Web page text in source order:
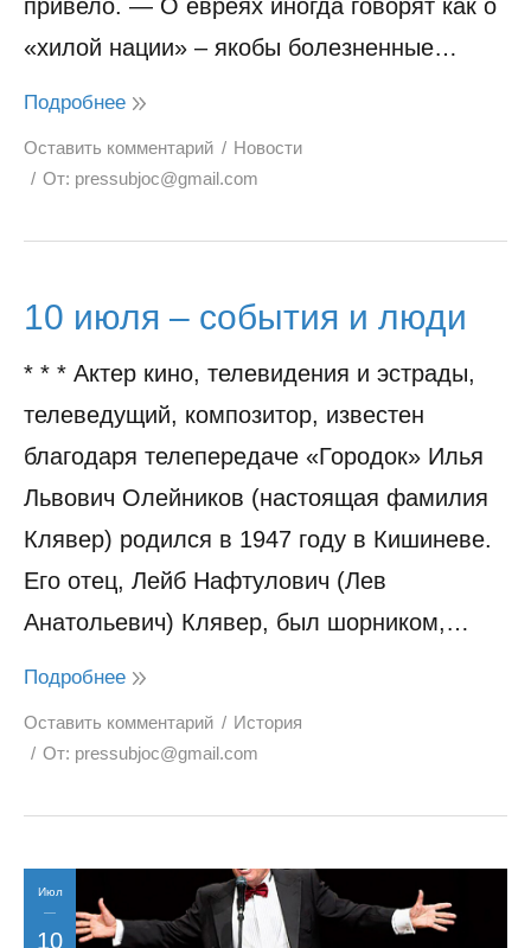
привело. — О евреях иногда говорят как о
«хилой нации» – якобы болезненные…
Подробнее
Оставить комментарий
Новости
От: pressubjoc@gmail.com
10 июля – события и люди
* * * Актер кино, телевидения и эстрады,
телеведущий, композитор, известен
благодаря телепередаче «Городок» Илья
Львович Олейников (настоящая фамилия
Клявер) родился в 1947 году в Кишиневе.
Его отец, Лейб Нафтулович (Лев
Анатольевич) Клявер, был шорником,…
Подробнее
Оставить комментарий
История
От: pressubjoc@gmail.com
Июл
10